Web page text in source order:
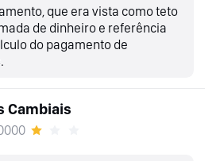
que era vista como teto
de dinheiro e referência
do pagamento de
Cambiais